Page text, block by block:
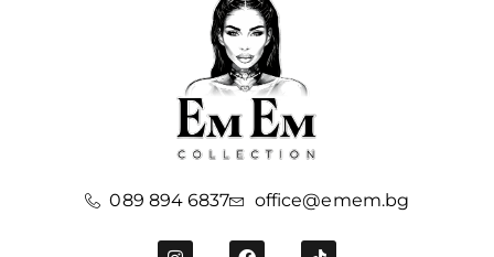
089 894 6837 office@emem.bg